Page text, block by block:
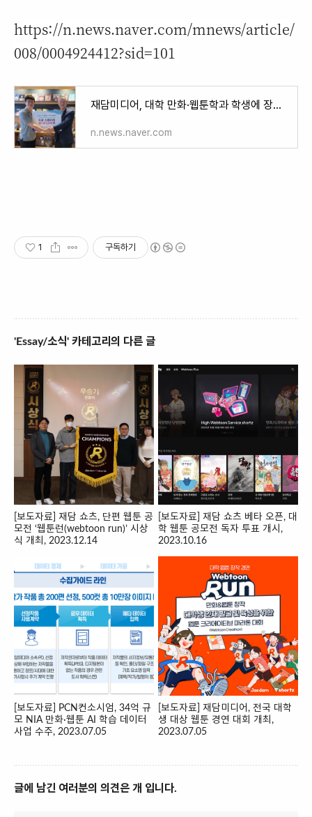
https://n.news.naver.com/mnews/article/
008/0004924412?sid=101
재담미디어, 대학 만화·웹툰학과 학생에 장학금 5500만원 전달
n.news.naver.com
1 구독하기
'Essay/소식' 카테고리의 다른 글
[보도자료] 재담 쇼츠, 단편 웹툰 공
모전 ‘웹툰런(webtoon run)’ 시상
식 개최, 2023.12.14
[보도자료] 재담 쇼츠 베타 오픈, 대
학 웹툰 공모전 독자 투표 개시,
2023.10.16
[보도자료] PCN컨소시엄, 34억 규
모 NIA 만화·웹툰 AI 학습 데이터
사업 수주, 2023.07.05
[보도자료] 재담미디어, 전국 대학
생 대상 웹툰 경연 대회 개최,
2023.07.05
글에 남긴 여러분의 의견은 개 입니다.